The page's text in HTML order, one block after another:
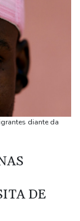
de Toronto
com ataques em
no salto em 2026
encontrado
da
Facundo
como
diante da
DE